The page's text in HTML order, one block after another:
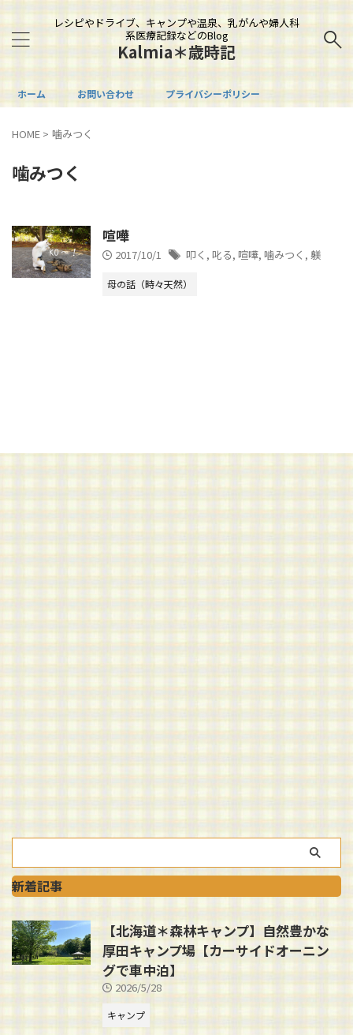
レシピやドライブ、キャンプや温泉、乳がんや婦人科
系医療記録などのBlog
Kalmia＊歳時記
ホーム お問い合わせ プライバシーポリシー
HOME > 噛みつく
噛みつく
喧嘩
2017/10/1 叩く , 叱る, 喧嘩, 噛みつく , 躾
母の話（時々天然）
新着記事
【北海道＊森林キャンプ】自然豊かな
厚田キャンプ場【カーサイドオーニン
グで車中泊】
2026/5/28
キャンプ